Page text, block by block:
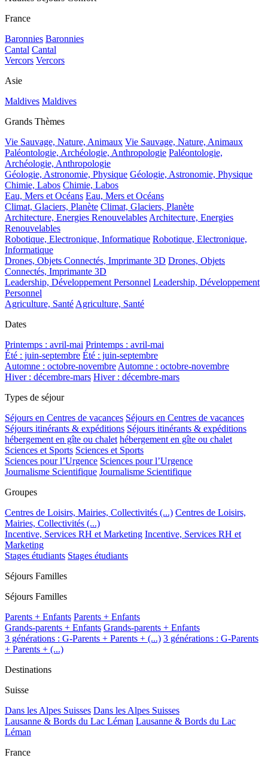
France
Baronnies Baronnies
Cantal Cantal
Vercors Vercors
Asie
Maldives Maldives
Grands Thèmes
Vie Sauvage, Nature, Animaux Vie Sauvage, Nature, Animaux
Paléontologie, Archéologie, Anthropologie Paléontologie,
Archéologie, Anthropologie
Géologie, Astronomie, Physique Géologie, Astronomie, Physique
Chimie, Labos Chimie, Labos
Eau, Mers et Océans Eau, Mers et Océans
Climat, Glaciers, Planète Climat, Glaciers, Planète
Architecture, Energies RenouvelablesArchitecture, Energies
Renouvelables
Robotique, Electronique, Informatique Robotique, Electronique,
Informatique
Drones, Objets Connectés, Imprimante 3D Drones, Objets
Connectés, Imprimante 3D
Leadership, Développement Personnel Leadership, Développement
Personnel
Agriculture, SantéAgriculture, Santé
Dates
Printemps : avril-mai Printemps : avril-mai
Été : juin-septembre Été : juin-septembre
Automne : octobre-novembreAutomne : octobre-novembre
Hiver : décembre-mars Hiver : décembre-mars
Types de séjour
Séjours en Centres de vacances Séjours en Centres de vacances
Séjours itinérants & expéditions Séjours itinérants & expéditions
hébergement en gîte ou chalet hébergement en gîte ou chalet
Sciences et Sports Sciences et Sports
Sciences pour l’Urgence Sciences pour l’Urgence
Journalisme Scientifique Journalisme Scientifique
Groupes
Centres de Loisirs, Mairies, Collectivités (...) Centres de Loisirs,
Mairies, Collectivités (...)
Incentive, Services RH et Marketing Incentive, Services RH et
Marketing
Stages étudiants Stages étudiants
Séjours Familles
Séjours Familles
Parents + Enfants Parents + Enfants
Grands-parents + Enfants Grands-parents + Enfants
3 générations : G-Parents + Parents + (...) 3 générations : G-Parents
+ Parents + (...)
Destinations
Suisse
Dans les Alpes Suisses Dans les Alpes Suisses
Lausanne & Bords du Lac Léman Lausanne & Bords du Lac
Léman
France